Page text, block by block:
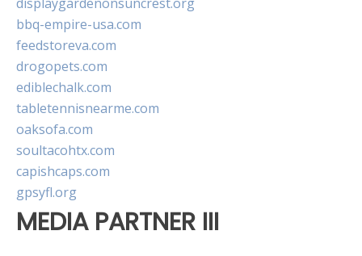
bbq-empire-usa.com
feedstoreva.com
drogopets.com
ediblechalk.com
tabletennisnearme.com
oaksofa.com
soultacohtx.com
capishcaps.com
gpsyfl.org
MEDIA PARTNER III